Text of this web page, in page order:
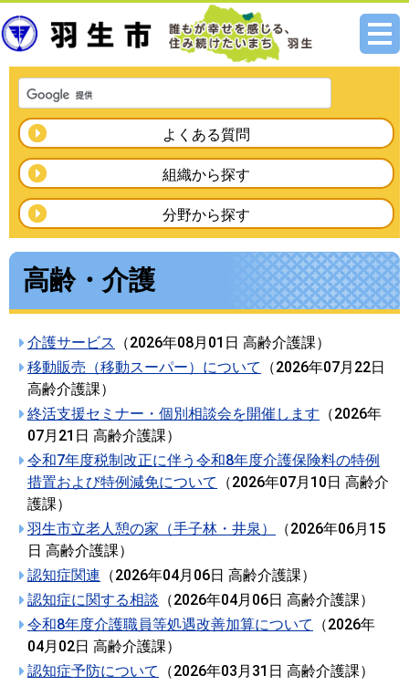
メニ
よくある質問
組織から探す
分野から探す
高齢・介護
介護サービス （2026年08月01日 高齢介護課）
移動販売（移動スーパー）について
（2026年07月22日
高齢介護課）
終活支援セミナー・個別相談会を開催します （2026年
07月21日 高齢介護課）
令和7年度税制改正に伴う令和8年度介護保険料の特例
措置および特例減免について
（2026年07月10日 高齢介
護課）
羽生市立老人憩の家（手子林・井泉）
（2026年06月15
日 高齢介護課）
認知症関連 （2026年04月06日 高齢介護課）
認知症に関する相談 （2026年04月06日 高齢介護課）
令和8年度介護職員等処遇改善加算について
（2026年
04月02日 高齢介護課）
認知症予防について
（2026年03月31日 高齢介護課）